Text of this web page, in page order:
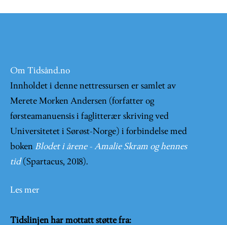
Om Tidsånd.no
Innholdet i denne nettressursen er samlet av
Merete Morken Andersen (forfatter og
førsteamanuensis i faglitterær skriving ved
Universitetet i Sørøst-Norge) i forbindelse med
boken Blodet i årene - Amalie Skram og hennes
tid (Spartacus, 2018).
Les mer
Tidslinjen har mottatt støtte fra: